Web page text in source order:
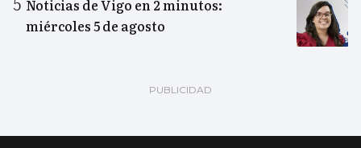
Noticias de Vigo en 2 minutos:
miércoles 5 de agosto